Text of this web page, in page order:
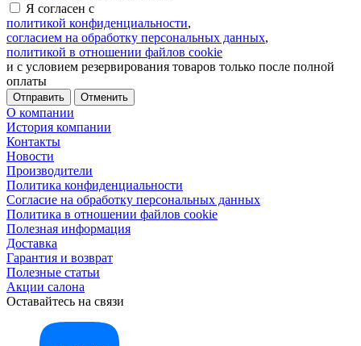
Я согласен с
политикой конфиденциальности,
согласием на обработку персональных данных,
политикой в отношении файлов cookie
и с условием резервирования товаров только после полной
оплаты
Отменить
О компании
История компании
Контакты
Новости
Производители
Политика конфиденциальности
Согласие на обработку персональных данных
Политика в отношении файлов cookie
Полезная информация
Доставка
Гарантия и возврат
Полезные статьи
Акции салона
Оставайтесь на связи